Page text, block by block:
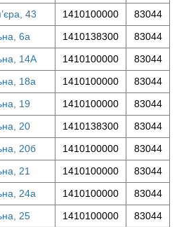
43
1410100000
83044
6а
1410138300
83044
14А
1410100000
83044
18а
1410100000
83044
19
1410100000
83044
20
1410138300
83044
20б
1410100000
83044
21
1410100000
83044
24а
1410100000
83044
25
1410100000
83044